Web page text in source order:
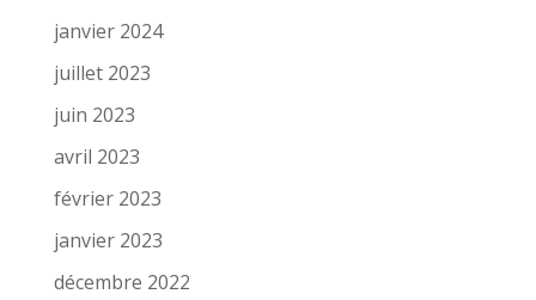
janvier 2024
juillet 2023
juin 2023
avril 2023
février 2023
janvier 2023
décembre 2022